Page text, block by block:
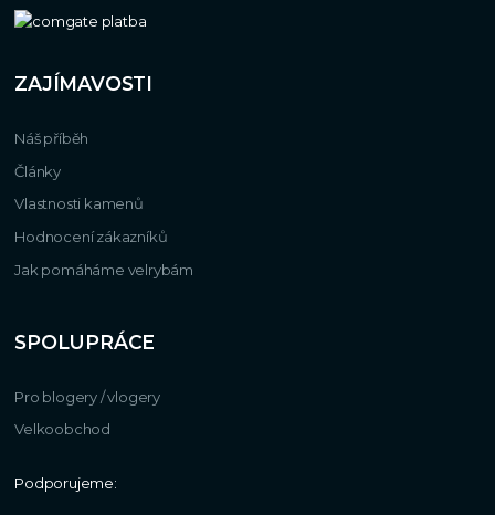
ZAJÍMAVOSTI
Náš příběh
Články
Vlastnosti kamenů
Hodnocení zákazníků
Jak pomáháme velrybám
SPOLUPRÁCE
Pro blogery / vlogery
Velkoobchod
Podporujeme: